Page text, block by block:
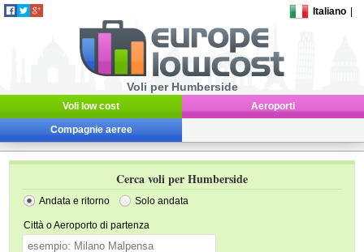
Italiano
Voli per Humberside
Voli low cost Aeroporti
Compagnie aeree
Cerca voli per Humberside
Andata e ritorno Solo andata
Città o Aeroporto di partenza